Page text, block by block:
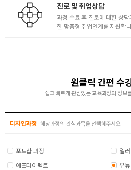
- 유튜브 생태계의 4주체 분석과 마
- 유튜버 수익창출 시스템, 수익구
- 영상 플랫폼 별 ( 인스타, 페이스
- 스타 크리에이터의 성장 과정 이해
- 나만의 유튜브 채널 시사회 1차 및
- 나만의 유튜브 채널 시사회 2차 및
진로 및 취업상담
과정 수료 후 진로에 대한 상
한 맞춤형 취업연계를 지원합
원클릭 간편 수
쉽고 빠르게 관심있는 교육과정의 정보
디자인과정 해당과정의 관심과목을 선택해주세요
포토샵 과정
일
에프터이펙트
유